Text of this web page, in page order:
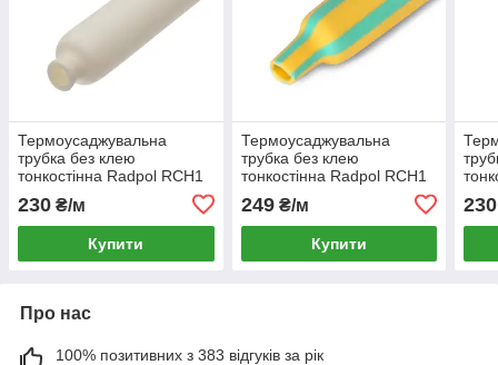
Термоусаджувальна
трубка без клею
тонкостінна Radpol RCH1
230 ₴/м
Купити
Термоусаджувальна
трубка без клею
тонкостінна Radpol RCH1
31,8 / 15,9 жовто-зелена 1
метр
249₴/м
Купити
230
Про нас
100% позитивних з 383 відгуків за рік